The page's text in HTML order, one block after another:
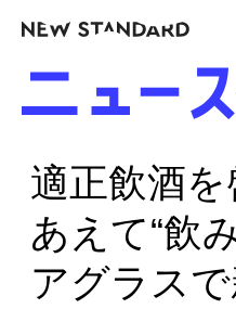
適正飲酒を
あえて“飲
アグラス